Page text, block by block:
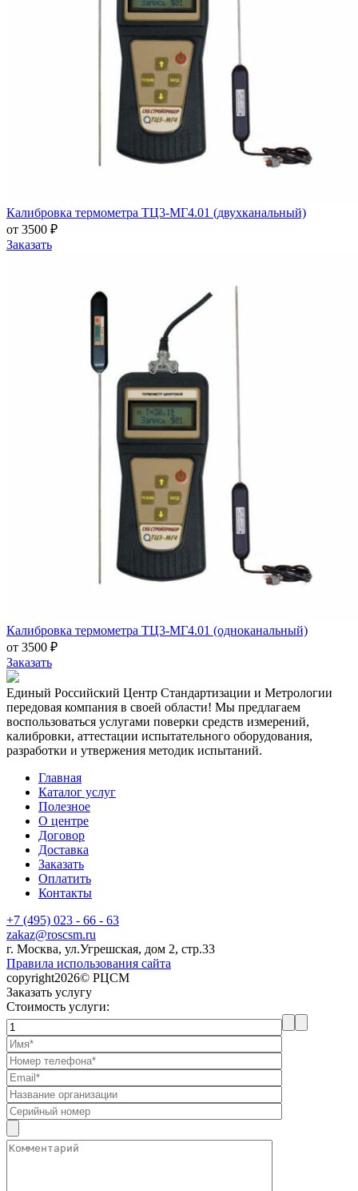
Калибровка термометра ТЦ3-МГ4.01 (двухканальный)
от 3500 ₽
Заказать
Калибровка термометра ТЦ3-МГ4.01 (одноканальный)
от 3500 ₽
Заказать
Единый Российский Центр Стандартизации и Метрологии
передовая компания в своей области! Мы предлагаем
воспользоваться услугами поверки средств измерений,
калибровки, аттестации испытательного оборудования,
разработки и утвержения методик испытаний.
Главная
Каталог услуг
Полезное
О центре
Договор
Доставка
Заказать
Оплатить
Контакты
+7 (495) 023 - 66 - 63
zakaz@roscsm.ru
г. Москва, ул.Угрешская, дом 2, стр.33
Правила использования сайта
copyright2026© РЦСМ
Заказать услугу
Стоимость услуги: